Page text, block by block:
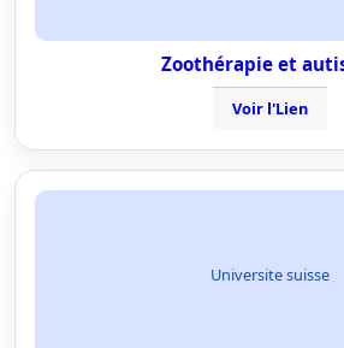
Zoothérapie et
Voir l'Lien
Universite suisse